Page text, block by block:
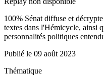
100% Sénat diffuse et
textes dans l'Hémicycle, ainsi
personnalités politiques
Publié le 09 août 2023
Thématique